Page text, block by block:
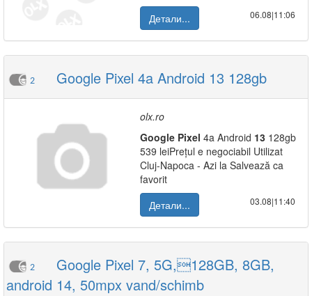
Детали...
06.08|11:06
2 Google Pixel 4a Android 13 128gb
olx.ro
Google Pixel 4a Android 13 128gb
539 leiPrețul e negociabil Utilizat
Cluj-Napoca - Azi la Salvează ca
favorit
Детали...
03.08|11:40
2
Google Pixel 7, 5G,128GB, 8GB,
android 14, 50mpx vand/schimb